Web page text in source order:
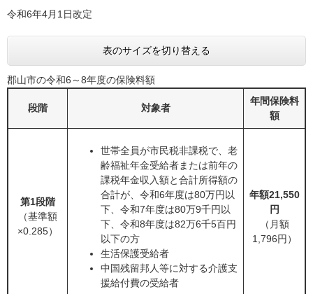
令和6年4月1日改定
表のサイズを切り替える
郡山市の令和6～8年度の保険料額
段階 対象者
年間保険料
額
第1段階
（基準額
×0.285）
世帯全員が市民税非課税で、老
齢福祉年金受給者または前年の
課税年金収入額と合計所得額の
合計が、令和6年度は80万円以
下、令和7年度は80万9千円以
下、令和8年度は82万6千5百円
以下の方
生活保護受給者
中国残留邦人等に対する介護支
援給付費の受給者
年額21,550
円
（月額
1,796円）